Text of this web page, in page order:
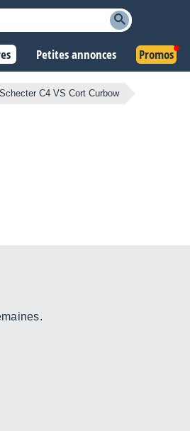
Petites annonces Promos
C4 VS Cort Curbow